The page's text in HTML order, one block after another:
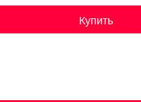
Купить